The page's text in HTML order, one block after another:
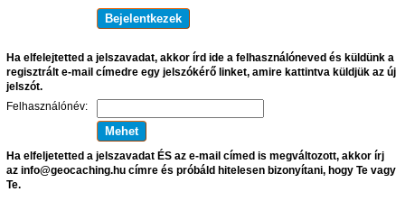
Ha elfelejtetted a jelszavadat, akkor írd ide a felhasználóneved és küldünk a
regisztrált e-mail címedre egy jelszókérő linket, amire kattintva küldjük az új
jelszót.
Felhasználónév:
Ha elfeljetetted a jelszavadat ÉS az e-mail címed is megváltozott, akkor írj
az info@geocaching.hu címre és próbáld hitelesen bizonyítani, hogy Te vagy
Te.